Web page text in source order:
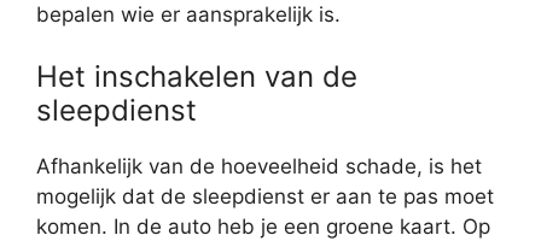
bepalen wie er aansprakelijk is.
Het inschakelen van de
sleepdienst
Afhankelijk van de hoeveelheid schade, is het
mogelijk dat de sleepdienst er aan te pas moet
komen. In de auto heb je een groene kaart. Op